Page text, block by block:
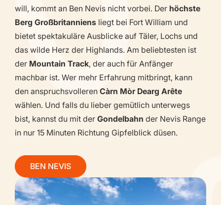
will, kommt an Ben Nevis nicht vorbei. Der höchste
Berg Großbritanniens liegt bei Fort William und
bietet spektakuläre Ausblicke auf Täler, Lochs und
das wilde Herz der Highlands. Am beliebtesten ist
der Mountain Track, der auch für Anfänger
machbar ist. Wer mehr Erfahrung mitbringt, kann
den anspruchsvolleren Càrn Mòr Dearg Arête
wählen. Und falls du lieber gemütlich unterwegs
bist, kannst du mit der Gondelbahn der Nevis Range
in nur 15 Minuten Richtung Gipfelblick düsen.
BEN NEVIS